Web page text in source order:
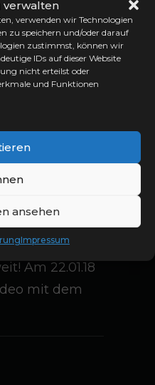
verwalten
verwenden wir Technologien
zu speichern und/oder darauf
zustimmst, können wir
IDs auf dieser Website
nicht erteilst oder
und Funktionen
ansehen
Impressum
für
Am 22.01.18
mit dem